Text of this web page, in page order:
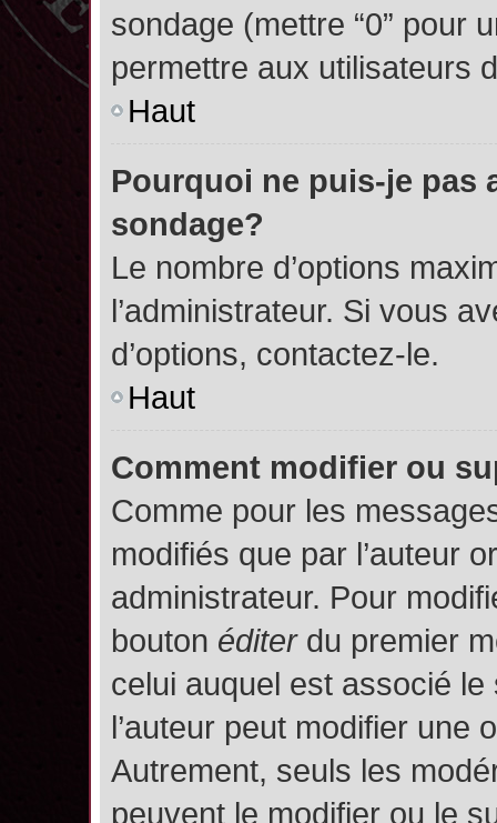
sondage (mettre “0” pour
permettre aux utilisateurs
Haut
Pourquoi ne puis-je pas
sondage?
Le nombre d’options
l’administrateur. Si vous
d’options, contactez-le.
Haut
Comment modifier ou
Comme pour les
modifiés que par l’auteur
administrateur. Pour
bouton éditerdu premier
celui auquel est associé le
l’auteur peut modifier une
Autrement, seuls les
peuvent le modifier ou le